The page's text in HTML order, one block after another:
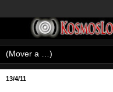
13/4/11